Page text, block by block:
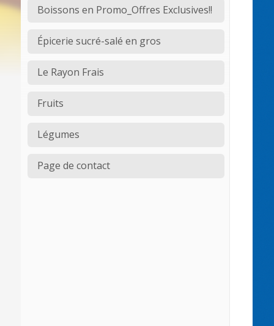
Boissons en Promo_Offres Exclusives!!
Épicerie sucré-salé en gros
Le Rayon Frais
Fruits
Légumes
Page de contact